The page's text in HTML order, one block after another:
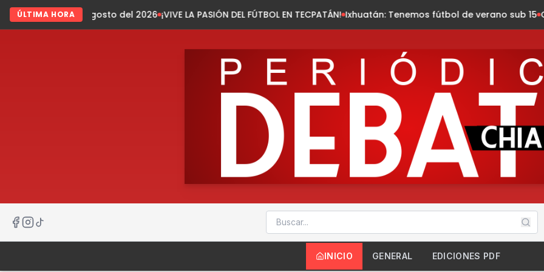
ÚLTIMA HORA
del 2026 ¡VIVE LA PASIÓN DEL FÚTBOL EN TECPATÁN! Ixhuatán: Tenemos fútbol de verano sub 15 Chiapas registra
INICIO GENERAL EDICIONES PDF